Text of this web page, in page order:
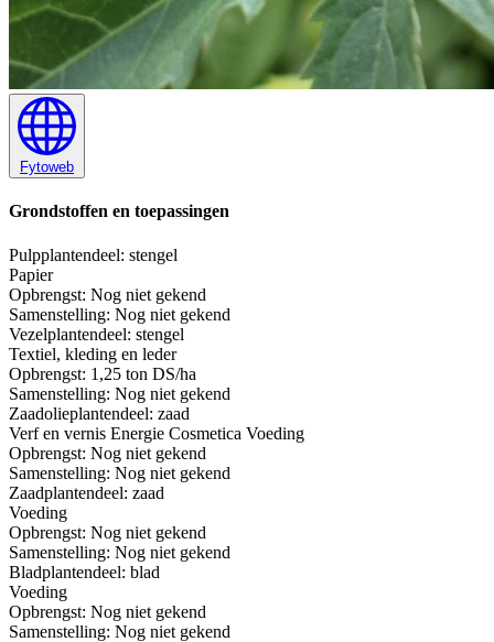
Fytoweb
Grondstoffen en toepassingen
Pulpplantendeel: stengel
Papier
Opbrengst: Nog niet gekend
Samenstelling: Nog niet gekend
Vezelplantendeel: stengel
Textiel, kleding en leder
Opbrengst: 1,25 ton DS/ha
Samenstelling: Nog niet gekend
Zaadolieplantendeel: zaad
Verf en vernis Energie Cosmetica Voeding
Opbrengst: Nog niet gekend
Samenstelling: Nog niet gekend
Zaadplantendeel: zaad
Voeding
Opbrengst: Nog niet gekend
Samenstelling: Nog niet gekend
Bladplantendeel: blad
Voeding
Opbrengst: Nog niet gekend
Samenstelling: Nog niet gekend